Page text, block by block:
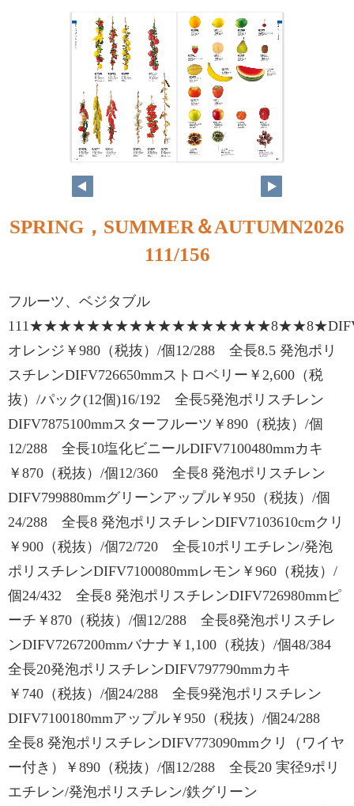
110 111
SPRING，SUMMER＆AUTUMN2026
111/156
フルーツ、ベジタブル
オレンジ￥980（税抜）/個12/288 全長8.5 発泡ポリ
スチレンDIFV726650mmストロベリー￥2,600（税
抜）/パック(12個)16/192 全長5発泡ポリスチレン
DIFV7875100mmスターフルーツ￥890（税抜）/個
12/288 全長10塩化ビニールDIFV7100480mmカキ
￥870（税抜）/個12/360 全長8 発泡ポリスチレン
DIFV799880mmグリーンアップル￥950（税抜）/個
24/288 全長8 発泡ポリスチレンDIFV7103610cmクリ
￥900（税抜）/個72/720 全長10ポリエチレン/発泡
ポリスチレンDIFV7100080mmレモン￥960（税抜）/
個24/432 全長8 発泡ポリスチレンDIFV726980mmピ
ーチ￥870（税抜）/個12/288 全長8発泡ポリスチレ
ンDIFV7267200mmバナナ￥1,100（税抜）/個48/384
全長20発泡ポリスチレンDIFV797790mmカキ
￥740（税抜）/個24/288 全長9発泡ポリスチレン
DIFV7100180mmアップル￥950（税抜）/個24/288
全長8 発泡ポリスチレンDIFV773090mmクリ（ワイヤ
ー付き）￥890（税抜）/個12/288 全長20 実径9ポリ
エチレン/発泡ポリスチレン/鉄グリーン